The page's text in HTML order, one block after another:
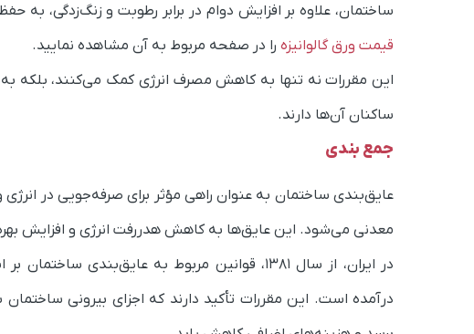
ساختمان، علاوه بر افزایش دوام در برابر رطوبت و زنگ‌زدگی،
قیمت ورق گالوانیزه را در صفحه مربوط به آن مشاهده نمایید.
این مقررات نه تنها به کاهش مصرف انرژی کمک می‌کنند، بلکه
ساکنان آن‌ها دارند.
جمع بندی
عایق‌بندی ساختمان به عنوان راهی مؤثر برای صرفه‌جویی در
معدنی می‌شود. این عایق‌ها به کاهش هدررفت انرژی و افزایش
در ایران، از سال ۱۳۸۱، قوانین مربوط به
درآمده است. این مقررات تأکید دارند که اجزای بیرونی